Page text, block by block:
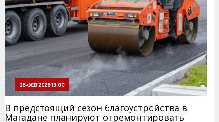
26-ФЕВ 2026 13:00
В предстоящий сезон благоустройства в
Магадане планируют отремонтировать